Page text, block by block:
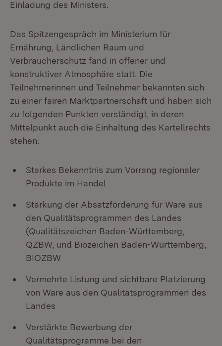
Einladung des Ministers.
Das Spitzengespräch im Ministerium für
Ernährung, Ländlichen Raum und
Verbraucherschutz fand in offener und
konstruktiver Atmosphäre statt. Die
Teilnehmerinnen und Teilnehmer bekannten sich
zu einer fairen Marktpartnerschaft und haben sich
zu folgenden Punkten verständigt, in deren
Mittelpunkt auch die Einhaltung des Kartellrechts
stehen:
Starkes Bekenntnis zum Vorrang regionaler
Produkte im Handel
Stärkung der Absatzförderung für Ware aus
den Qualitätsprogrammen des Landes
(Qualitätszeichen Baden-Württemberg,
QZBW, und Biozeichen Baden-Württemberg,
BIOZBW
Vermehrte Listung und sichtbare Platzierung
von Ware aus den Qualitätsprogrammen des
Landes
Verstärkte Bewerbung der
Qualitätsprogramme bei den